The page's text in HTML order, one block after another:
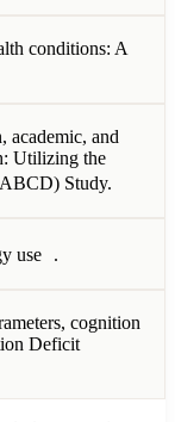
conditions: A
academic, and
Utilizing the
Study.
use .
cognition
Deficit